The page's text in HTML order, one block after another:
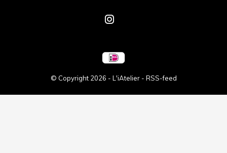
© Copyright 2026 - L'iAtelier - RSS-feed